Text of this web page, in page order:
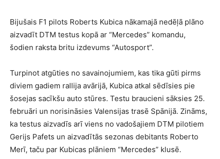
Bijušais F1 pilots Roberts Kubica nākamajā nedēļā plāno
aizvadīt DTM testus kopā ar “Mercedes” komandu,
šodien raksta britu izdevums “Autosport”.
Turpinot atgūties no savainojumiem, kas tika gūti pirms
diviem gadiem rallija avārijā, Kubica atkal sēdīsies pie
šosejas sacīkšu auto stūres. Testu braucieni sāksies 25.
februāri un norisināsies Valensijas trasē Spānijā. Zināms,
ka testus aizvadīs arī viens no vadošajiem DTM pilotiem
Gerijs Pafets un aizvadītās sezonas debitants Roberto
Merī, taču par Kubicas plāniem “Mercedes” klusē.